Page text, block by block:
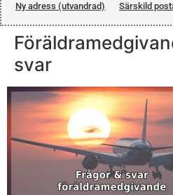
Ny adress (utvandrad) Särskild
svar